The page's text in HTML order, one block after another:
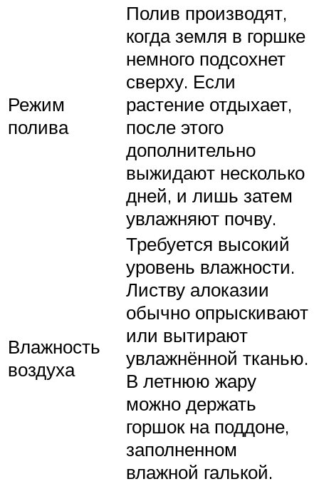
Режим
полива
Полив производят,
когда земля в горшке
немного подсохнет
сверху. Если
растение отдыхает,
после этого
дополнительно
выжидают несколько
дней, и лишь затем
увлажняют почву.
Влажность
воздуха
Требуется высокий
уровень влажности.
Листву алоказии
обычно опрыскивают
или вытирают
увлажнённой тканью.
В летнюю жару
можно держать
горшок на поддоне,
заполненном
влажной галькой.